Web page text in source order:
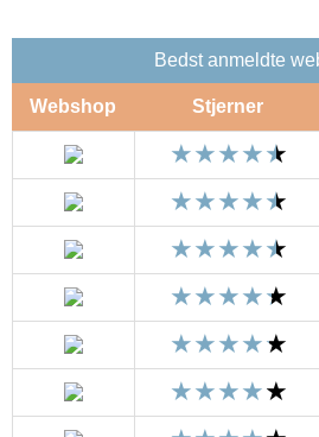
Bedst anmeldte
Webshop Stjerner